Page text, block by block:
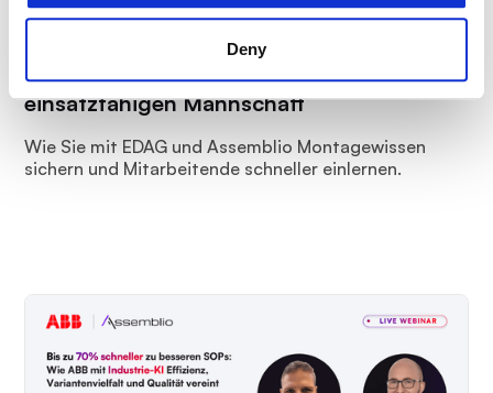
Deny
Webinar: Vom Expertenwissen zur
einsatzfähigen Mannschaft
Wie Sie mit EDAG und Assemblio Montagewissen
sichern und Mitarbeitende schneller einlernen.